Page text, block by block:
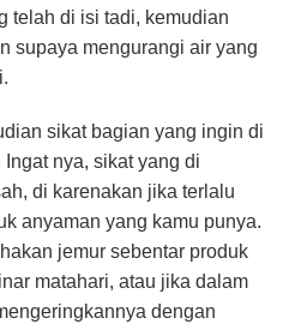
telah di isi tadi, kemudian
supaya mengurangi air yang
sikat bagian yang ingin di
nya, sikat yang di
di karenakan jika terlalu
anyaman yang kamu punya.
jemur sebentar produk
matahari, atau jika dalam
dengan